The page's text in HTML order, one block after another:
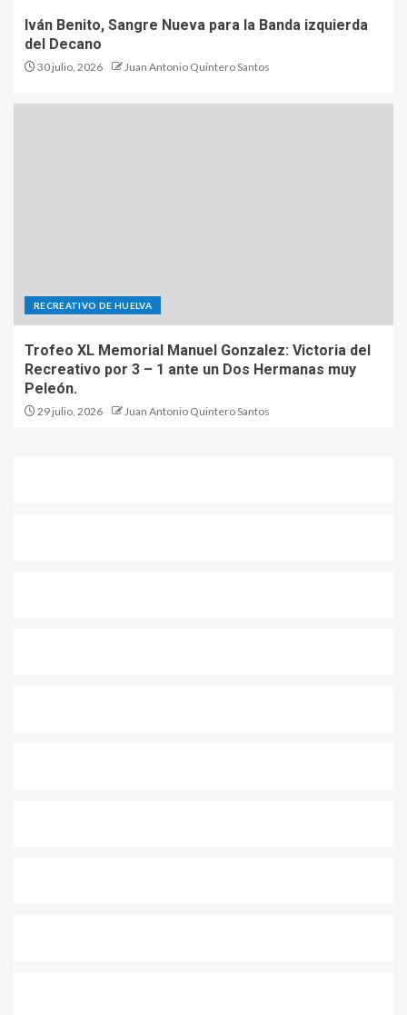
Iván Benito, Sangre Nueva para la Banda izquierda
del Decano
30 julio, 2026 Juan Antonio Quintero Santos
RECREATIVO DE HUELVA
Trofeo XL Memorial Manuel Gonzalez: Victoria del
Recreativo por 3 – 1 ante un Dos Hermanas muy
Peleón.
29 julio, 2026 Juan Antonio Quintero Santos